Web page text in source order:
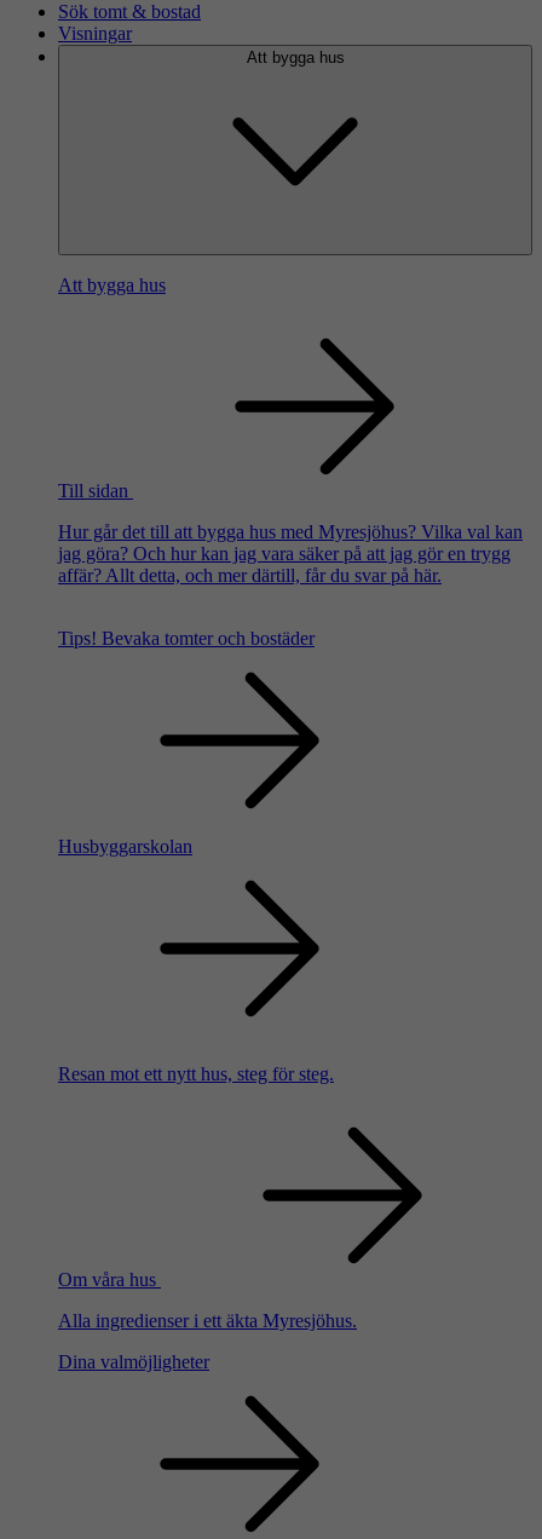
Sök tomt & bostad
Visningar
Att bygga hus
Att bygga hus
Till sidan
Hur går det till att bygga hus med Myresjöhus? Vilka val kan
jag göra? Och hur kan jag vara säker på att jag gör en trygg
affär? Allt detta, och mer därtill, får du svar på här.
Tips! Bevaka tomter och bostäder
Husbyggarskolan
Resan mot ett nytt hus, steg för steg.
Om våra hus
Alla ingredienser i ett äkta Myresjöhus.
Dina valmöjligheter